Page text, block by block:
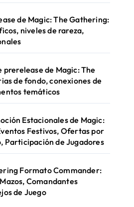
de Magic: The Gathering:
niveles de rareza,
prerelease de Magic: The
de fondo, conexiones de
temáticos
Estacionales de Magic:
Festivos, Ofertas por
Participación de Jugadores
Formato Commander:
Comandantes
de Juego